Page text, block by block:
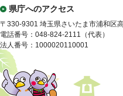
県庁へのアクセス
〒330-9301 埼玉県さいたま市浦和区
電話番号：048-824-2111（代表）
法人番号：1000020110001